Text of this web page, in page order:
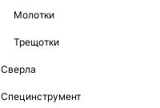
Молотки
Трещотки
Сверла
Специнструмент